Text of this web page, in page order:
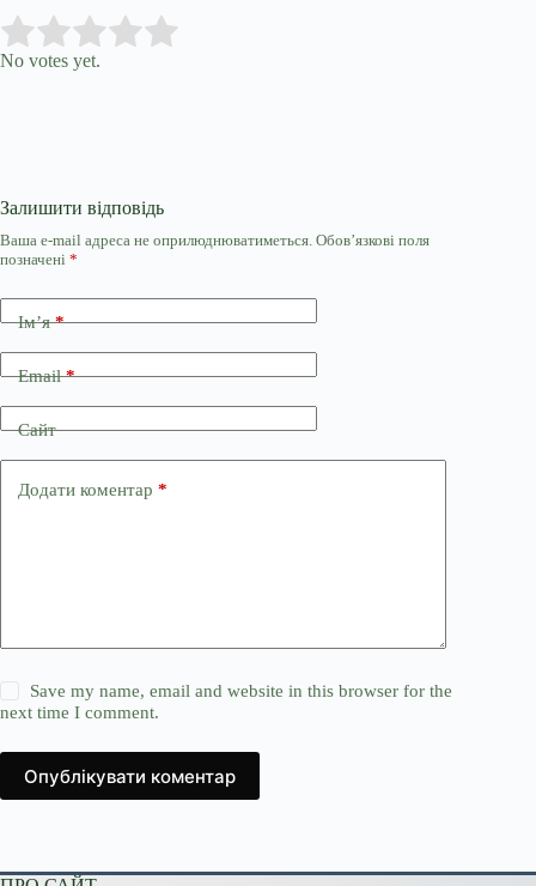
Rate this item:
No votes yet.
Залишити відповідь
Ваша e-mail адреса не оприлюднюватиметься. Обов’язкові поля
позначені *
Ім’я*
Email*
Сайт
Додати коментар *
Save my name, email and website in this browser for the
next time I comment.
Опублікувати коментар